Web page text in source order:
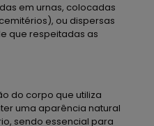
em urnas, colocadas
ou dispersas
que respeitadas as
do corpo que utiliza
uma aparência natural
sendo essencial para